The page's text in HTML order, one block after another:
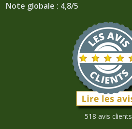
Note globale : 4,8/5
518 avis clients